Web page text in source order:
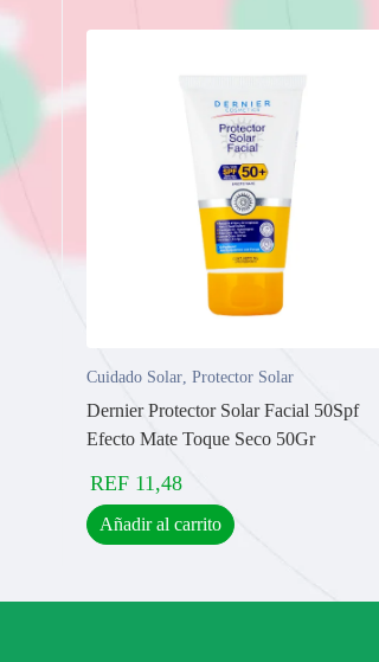
Cuidado Solar, Protector Solar
Dernier Protector Solar Facial 50Spf
Efecto Mate Toque Seco 50Gr
REF 11,48
Añadir al carrito